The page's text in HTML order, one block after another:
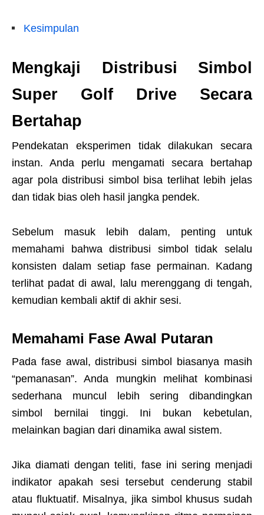
Kesimpulan
Mengkaji Distribusi Simbol
Super Golf Drive Secara
Bertahap
Pendekatan eksperimen tidak dilakukan secara
instan. Anda perlu mengamati secara bertahap
agar pola distribusi simbol bisa terlihat lebih jelas
dan tidak bias oleh hasil jangka pendek.
Sebelum masuk lebih dalam, penting untuk
memahami bahwa distribusi simbol tidak selalu
konsisten dalam setiap fase permainan. Kadang
terlihat padat di awal, lalu merenggang di tengah,
kemudian kembali aktif di akhir sesi.
Memahami Fase Awal Putaran
Pada fase awal, distribusi simbol biasanya masih
“pemanasan”. Anda mungkin melihat kombinasi
sederhana muncul lebih sering dibandingkan
simbol bernilai tinggi. Ini bukan kebetulan,
melainkan bagian dari dinamika awal sistem.
Jika diamati dengan teliti, fase ini sering menjadi
indikator apakah sesi tersebut cenderung stabil
atau fluktuatif. Misalnya, jika simbol khusus sudah